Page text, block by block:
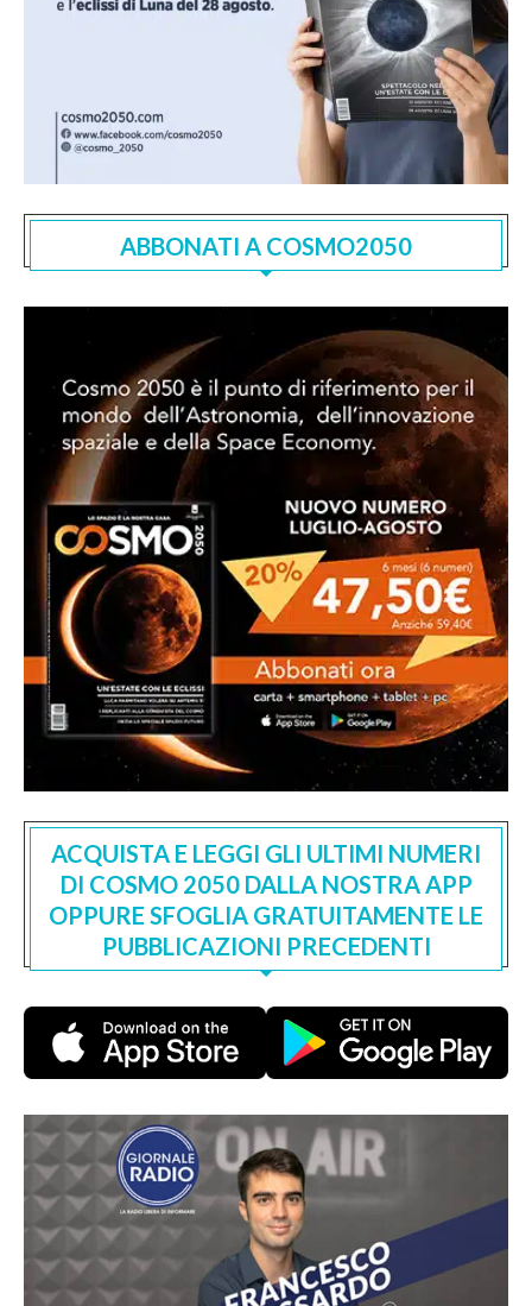
ABBONATI A COSMO2050
ACQUISTA E LEGGI GLI ULTIMI NUMERI
DI COSMO 2050 DALLA NOSTRA APP
OPPURE SFOGLIA GRATUITAMENTE LE
PUBBLICAZIONI PRECEDENTI